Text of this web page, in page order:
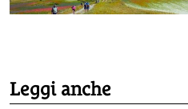
Leggi anche